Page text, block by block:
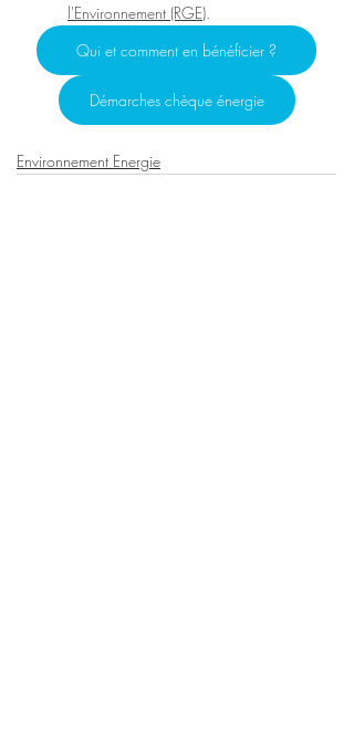
l'Environnement (RGE)
Qui et comment en bénéficier ?
Démarches chèque énergie
Environnement Energie